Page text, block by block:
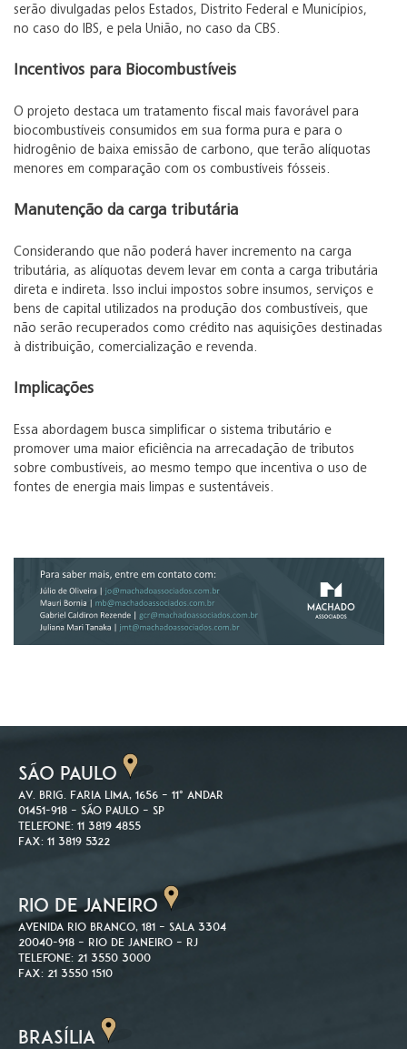
serão divulgadas pelos Estados, Distrito Federal e Municípios,
no caso do IBS, e pela União, no caso da CBS.
Incentivos para Biocombustíveis
O projeto destaca um tratamento fiscal mais favorável para
biocombustíveis consumidos em sua forma pura e para o
hidrogênio de baixa emissão de carbono, que terão alíquotas
menores em comparação com os combustíveis fósseis.
Manutenção da carga tributária
Considerando que não poderá haver incremento na carga
tributária, as alíquotas devem levar em conta a carga tributária
direta e indireta. Isso inclui impostos sobre insumos, serviços e
bens de capital utilizados na produção dos combustíveis, que
não serão recuperados como crédito nas aquisições destinadas
à distribuição, comercialização e revenda.
Implicações
Essa abordagem busca simplificar o sistema tributário e
promover uma maior eficiência na arrecadação de tributos
sobre combustíveis, ao mesmo tempo que incentiva o uso de
fontes de energia mais limpas e sustentáveis.
SÃO PAULO
Av. Brig. Faria Lima, 1656 – 11º andar
01451-918 – São Paulo – SP
Telefone: 11 3819 4855
Fax: 11 3819 5322
RIO DE JANEIRO
Avenida Rio Branco, 181 – Sala 3304
20040-918 – Rio de Janeiro – RJ
Telefone: 21 3550 3000
Fax: 21 3550 1510
BRASÍLIA